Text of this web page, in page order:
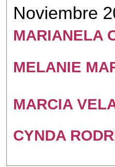
Noviembre
MARIANELA
MELANIE
MARCIA
CYNDA